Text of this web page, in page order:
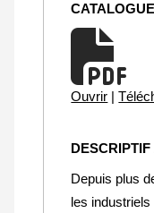
CATALOGUE
Ouvrir |
Depuis plus
les